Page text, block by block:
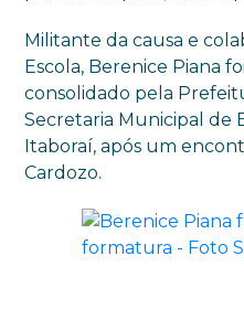
Militante da causa e
Escola, Berenice Piana
consolidado pela
Secretaria Municipal de
Itaboraí, após um
Cardozo.